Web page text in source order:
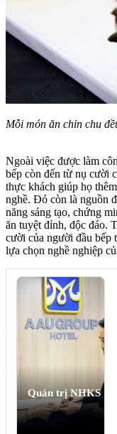
Mỗi món ăn chỉn chu
Ngoài việc được làm
bếp còn đến từ nụ cười
thực khách giúp họ
nghề. Đó còn là nguồn
năng sáng tạo, chứng
ăn tuyệt đỉnh, độc đáo.
cười của người đầu bếp
lựa chọn nghề nghiệp
Quản trị NHKS